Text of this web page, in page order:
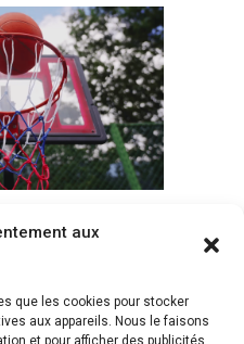
aux
que les cookies pour stocker
aux appareils. Nous le faisons
et pour afficher des publicités
paniers